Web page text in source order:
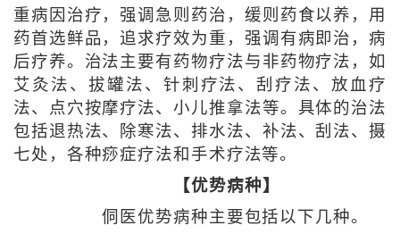
重病因治疗，强调急则药治，缓则药食以养，用
药首选鲜品，追求疗效为重，强调有病即治，病
后疗养。治法主要有药物疗法与非药物疗法，如
艾灸法、拔罐法、针刺疗法、刮疗法、放血疗
法、点穴按摩疗法、小儿推拿法等。具体的治法
包括退热法、除寒法、排水法、补法、刮法、摄
七处，各种痧症疗法和手术疗法等。
【优势病种】
侗医优势病种主要包括以下几种。